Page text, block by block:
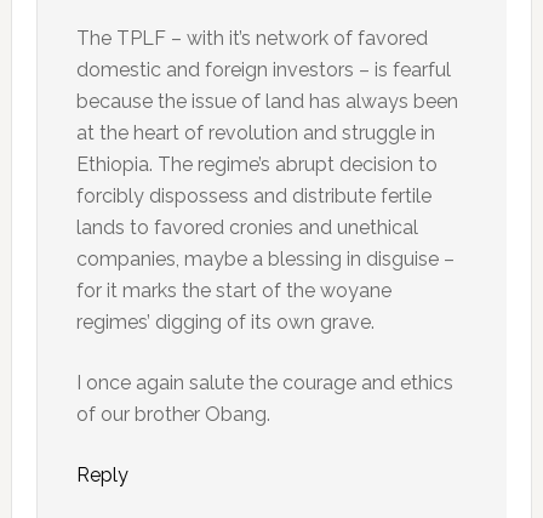
The TPLF – with it’s network of favored
domestic and foreign investors – is fearful
because the issue of land has always been
at the heart of revolution and struggle in
Ethiopia. The regime’s abrupt decision to
forcibly dispossess and distribute fertile
lands to favored cronies and unethical
companies, maybe a blessing in disguise –
for it marks the start of the woyane
regimes’ digging of its own grave.
I once again salute the courage and ethics
of our brother Obang.
Reply